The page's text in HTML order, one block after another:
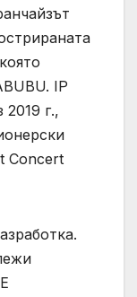
IP
2019 г.,
Concert